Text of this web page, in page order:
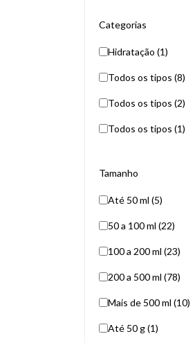
Categorias
Hidratação (1)
Todos os tipos (8)
Todos os tipos (2)
Todos os tipos (1)
Tamanho
Até 50 ml (5)
50 a 100 ml (22)
100 a 200 ml (23)
200 a 500 ml (78)
Mais de 500 ml (10)
Até 50 g (1)